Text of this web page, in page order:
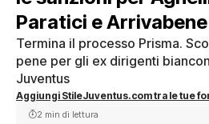
Paratici e Arrivabene
Termina il processo Prisma.
pene per gli ex dirigenti
Juventus
Aggiungi StileJuventus.com tra le tue
2 min di lettura